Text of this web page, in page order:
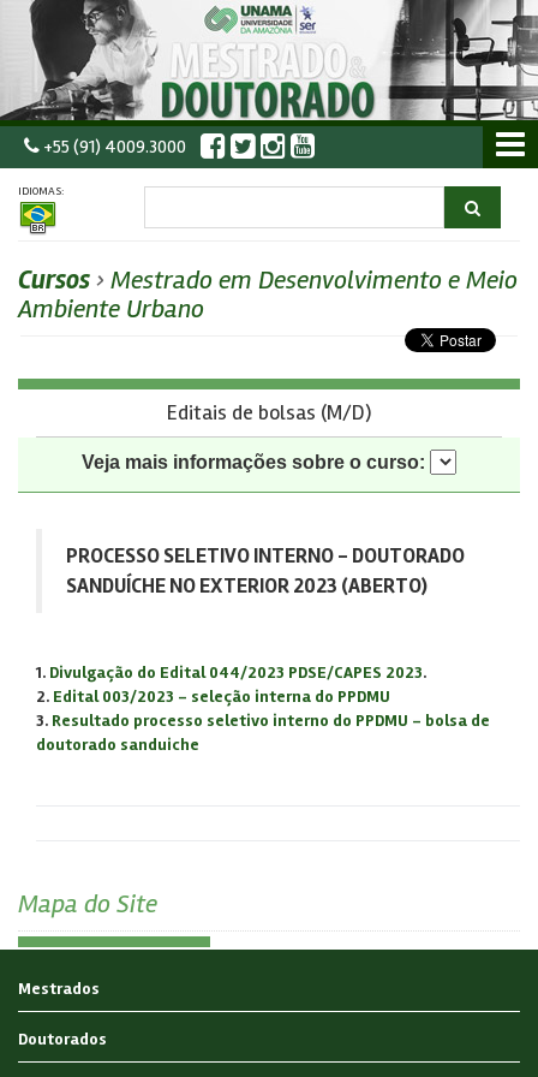
+55 (91) 4009.3000
IDIOMAS:
Cursos› Mestrado em Desenvolvimento e Meio
Ambiente Urbano
Editais de bolsas (M/D)
Veja mais informações sobre o curso:
PROCESSO SELETIVO INTERNO - DOUTORADO
SANDUÍCHE NO EXTERIOR 2023 (ABERTO)
1. Divulgação do Edital 044/2023 PDSE/CAPES 2023.
2. Edital 003/2023 - seleção interna do PPDMU
3. Resultado processo seletivo interno do PPDMU - bolsa de
doutorado sanduiche
Mapa do Site
Mestrados
Doutorados